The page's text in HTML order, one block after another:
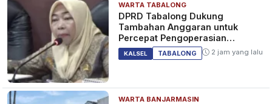
WARTA TABALONG
DPRD Tabalong Dukung
Tambahan Anggaran untuk
Percepat Pengoperasian
Bandara Warukin
KALSEL TABALONG 2 jam yang lalu
WARTA BANJARMASIN